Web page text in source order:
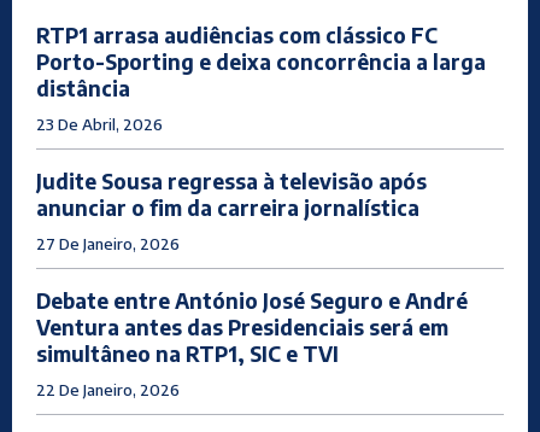
RTP1 arrasa audiências com clássico FC
Porto-Sporting e deixa concorrência a larga
distância
23 De Abril, 2026
Judite Sousa regressa à televisão após
anunciar o fim da carreira jornalística
27 De Janeiro, 2026
Debate entre António José Seguro e André
Ventura antes das Presidenciais será em
simultâneo na RTP1, SIC e TVI
22 De Janeiro, 2026